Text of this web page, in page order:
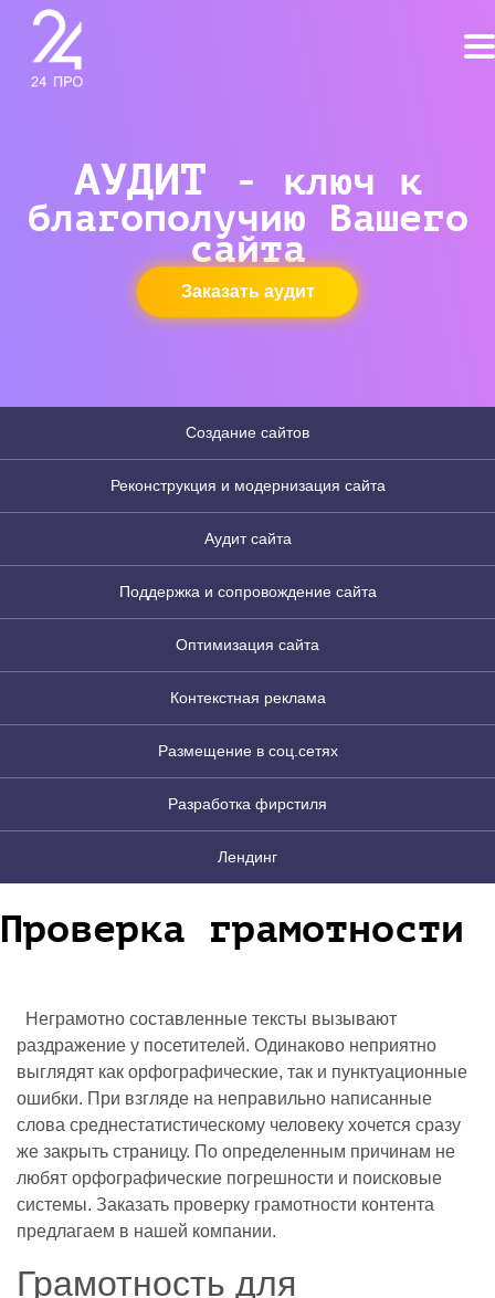
АУДИТ -
ключ к
благополучию Вашего
сайта
Заказать аудит
Создание сайтов
Реконструкция и модернизация сайта
Аудит сайта
Поддержка и сопровождение сайта
Оптимизация сайта
Контекстная реклама
Размещение в соц.сетях
Разработка фирстиля
Лендинг
Проверка грамотности
Неграмотно составленные тексты вызывают
раздражение у посетителей. Одинаково неприятно
выглядят как орфографические, так и пунктуационные
ошибки. При взгляде на неправильно написанные
слова среднестатистическому человеку хочется сразу
же закрыть страницу. По определенным причинам не
любят орфографические погрешности и поисковые
системы. Заказать проверку грамотности контента
предлагаем в нашей компании.
Грамотность для